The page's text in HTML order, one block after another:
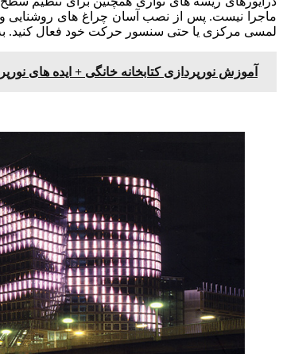
ماجرا نیست. پس از نصب آسان چراغ های روشنایی و
لمسی مرکزی یا حتی سنسور حرکت خود فعال کنید. به
آموزش نورپردازی کتابخانه خانگی + ایده های